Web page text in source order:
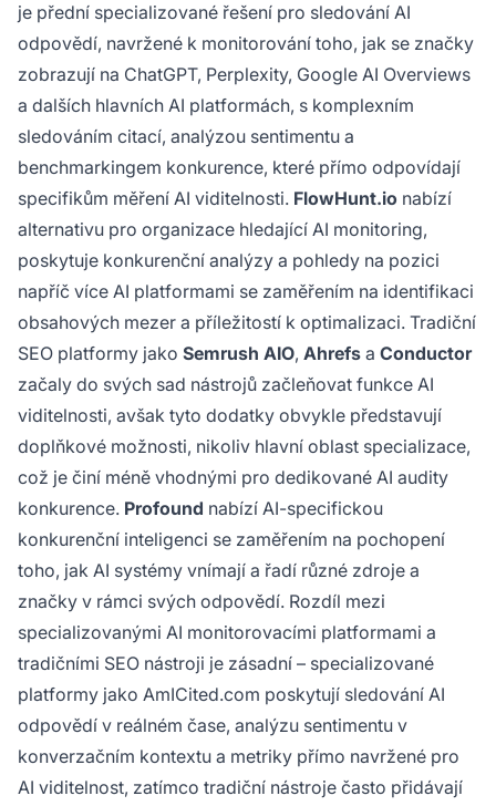
je přední specializované řešení pro sledování AI
odpovědí, navržené k monitorování toho, jak se značky
zobrazují na ChatGPT, Perplexity, Google AI Overviews
a dalších hlavních AI platformách, s komplexním
sledováním citací, analýzou sentimentu a
benchmarkingem konkurence, které přímo odpovídají
specifikům měření AI viditelnosti. FlowHunt.io nabízí
alternativu pro organizace hledající AI monitoring,
poskytuje konkurenční analýzy a pohledy na pozici
napříč více AI platformami se zaměřením na identifikaci
obsahových mezer a příležitostí k optimalizaci. Tradiční
SEO platformy jako Semrush AIO, Ahrefs a Conductor
začaly do svých sad nástrojů začleňovat funkce AI
viditelnosti, avšak tyto dodatky obvykle představují
doplňkové možnosti, nikoliv hlavní oblast specializace,
což je činí méně vhodnými pro dedikované AI audity
konkurence. Profound nabízí AI-specifickou
konkurenční inteligenci se zaměřením na pochopení
toho, jak AI systémy vnímají a řadí různé zdroje a
značky v rámci svých odpovědí. Rozdíl mezi
specializovanými AI monitorovacími platformami a
tradičními SEO nástroji je zásadní – specializované
platformy jako AmICited.com poskytují sledování AI
odpovědí v reálném čase, analýzu sentimentu v
konverzačním kontextu a metriky přímo navržené pro
AI viditelnost, zatímco tradiční nástroje často přidávají